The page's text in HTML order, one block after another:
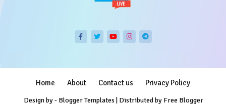
Design by - Blogger Templates | Distributed by Free Blogger
Home About Contact us Privacy Policy